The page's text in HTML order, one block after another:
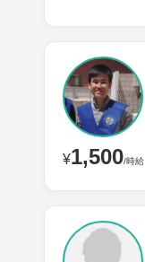
¥1,500/時給